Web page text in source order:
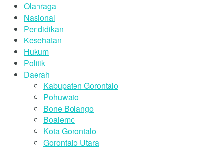
Olahraga
Nasional
Pendidikan
Kesehatan
Hukum
Politik
Daerah
Kabupaten Gorontalo
Pohuwato
Bone Bolango
Boalemo
Kota Gorontalo
Gorontalo Utara